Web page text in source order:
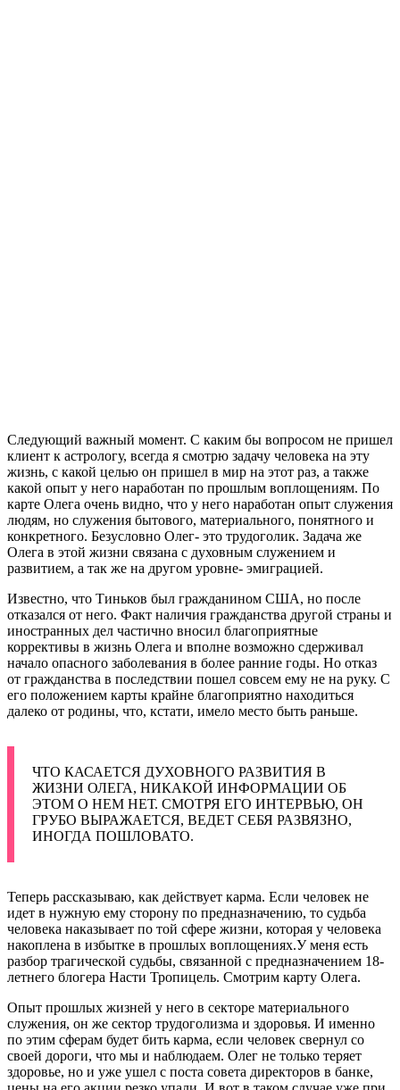
Следующий важный момент. С каким бы вопросом не пришел
клиент к астрологу, всегда я смотрю задачу человека на эту
жизнь, с какой целью он пришел в мир на этот раз, а также
какой опыт у него наработан по прошлым воплощениям. По
карте Олега очень видно, что у него наработан опыт служения
людям, но служения бытового, материального, понятного и
конкретного. Безусловно Олег- это трудоголик. Задача же
Олега в этой жизни связана с духовным служением и
развитием, а так же на другом уровне- эмиграцией.
Известно, что Тиньков был гражданином США, но после
отказался от него. Факт наличия гражданства другой страны и
иностранных дел частично вносил благоприятные
коррективы в жизнь Олега и вполне возможно сдерживал
начало опасного заболевания в более ранние годы. Но отказ
от гражданства в последствии пошел совсем ему не на руку. С
его положением карты крайне благоприятно находиться
далеко от родины, что, кстати, имело место быть раньше.
ЧТО КАСАЕТСЯ ДУХОВНОГО РАЗВИТИЯ В
ЖИЗНИ ОЛЕГА, НИКАКОЙ ИНФОРМАЦИИ ОБ
ЭТОМ О НЕМ НЕТ. СМОТРЯ ЕГО ИНТЕРВЬЮ, ОН
ГРУБО ВЫРАЖАЕТСЯ, ВЕДЕТ СЕБЯ РАЗВЯЗНО,
ИНОГДА ПОШЛОВАТО.
Теперь рассказываю, как действует карма. Если человек не
идет в нужную ему сторону по предназначению, то судьба
человека наказывает по той сфере жизни, которая у человека
накоплена в избытке в прошлых воплощениях.У меня есть
разбор трагической судьбы, связанной с предназначением 18-
летнего блогера Насти Тропицель. Смотрим карту Олега.
Опыт прошлых жизней у него в секторе материального
служения, он же сектор трудоголизма и здоровья. И именно
по этим сферам будет бить карма, если человек свернул со
своей дороги, что мы и наблюдаем. Олег не только теряет
здоровье, но и уже ушел с поста совета директоров в банке,